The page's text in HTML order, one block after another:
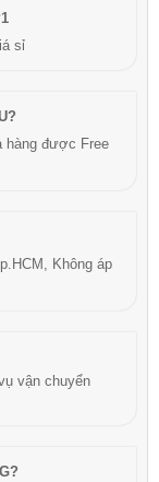
sỉ
hàng được Free
Không áp
vận chuyển